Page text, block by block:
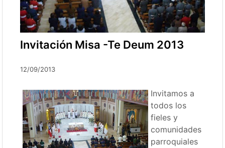
Invitación Misa -Te Deum 2013
12/09/2013
Invitamos a
todos los
fieles y
comunidades
parroquiales